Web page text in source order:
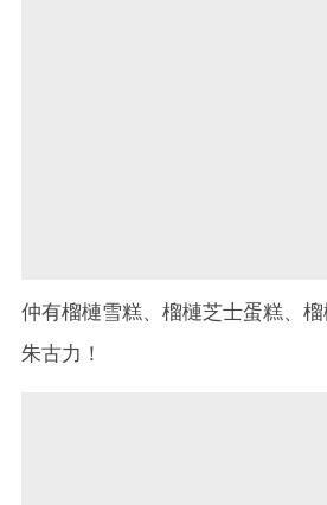
仲有榴槤雪糕、榴槤芝士蛋糕、
朱古力！